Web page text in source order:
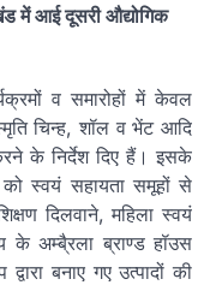
में आई दूसरी औद्योगिक
व समारोहों में केवल
चिन्ह, शॉल व भेंट आदि
के निर्देश दिए हैं। इसके
को स्वयं सहायता समूहों से
दिलवाने, महिला स्वयं
के अम्बै्रला ब्राण्ड हॉउस
बनाए गए उत्पादों की